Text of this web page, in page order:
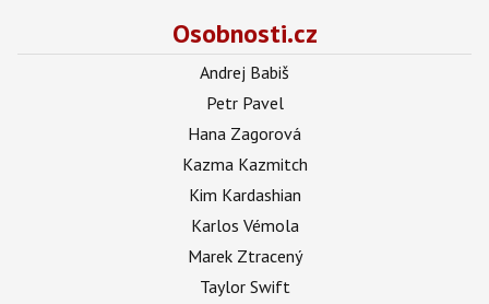
Osobnosti.cz
Andrej Babiš
Petr Pavel
Hana Zagorová
Kazma Kazmitch
Kim Kardashian
Karlos Vémola
Marek Ztracený
Taylor Swift